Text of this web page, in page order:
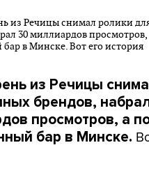
из Речицы
брендов,
просмотров, а
бар в Минске.